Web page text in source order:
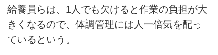
給養員らは、1人でも欠けると作業の負担が大
きくなるので、体調管理には人一倍気を配っ
ているという。